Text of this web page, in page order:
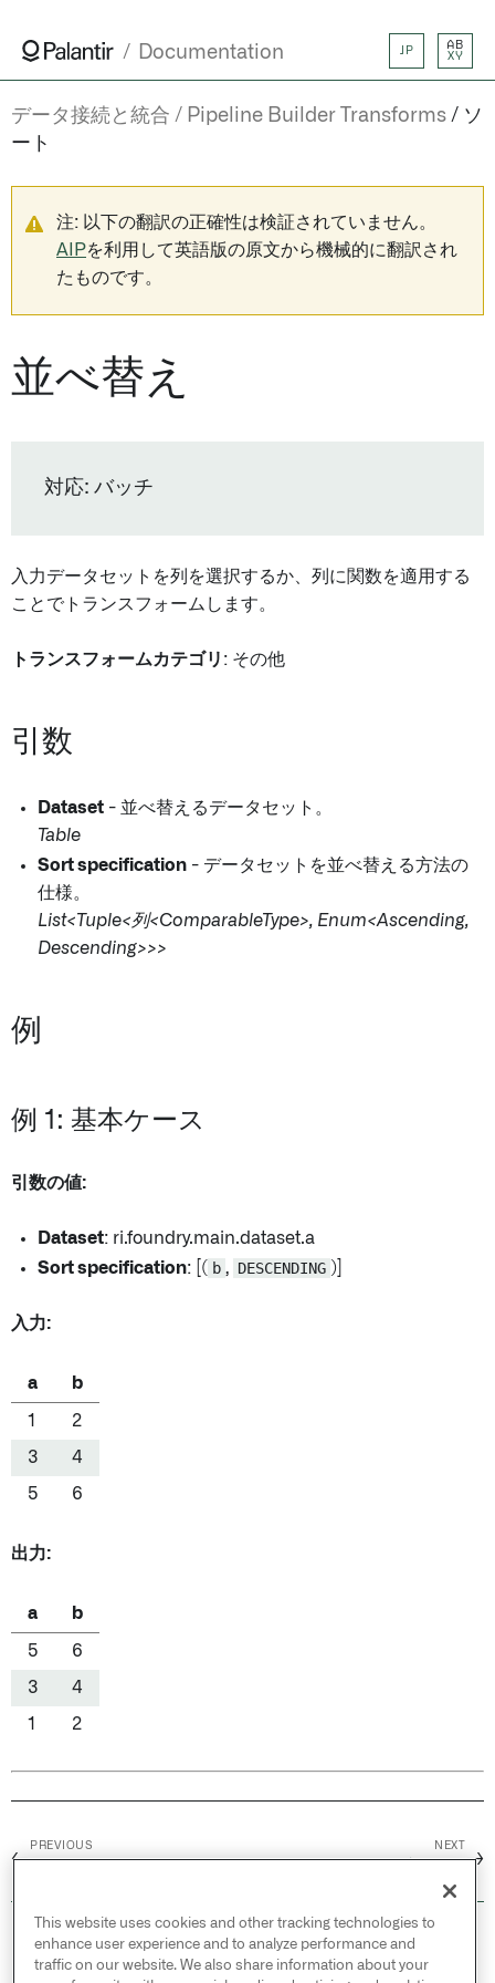
Documentation JP
AB
XY
データ接続と統合 Pipeline Builder Transforms
ソ
ート
注: 以下の翻訳の正確性は検証されていません。
AIPを利用して英語版の原文から機械的に翻訳され
たものです。
並べ替え
対応: バッチ
入力データセットを列を選択するか、列に関数を適用する
ことでトランスフォームします。
トランスフォームカテゴリ : その他
引数
Dataset - 並べ替えるデータセット。
Table
Sort specification - データセットを並べ替える方法の
仕様。
List<Tuple<列<ComparableType>, Enum<Ascending,
Descending>>>
例
例 1: 基本ケース
引数の値:
Dataset: ri.foundry.main.dataset.a
Sort specification: [( b , DESCENDING )]
入力:
a b
1 2
3 4
5 6
出力:
a b
5 6
3 4
1 2
←
PREVIOUS NEXT
→
© 2026 Palantir Technologies Inc. All rights
reserved.
This website uses cookies and other tracking technologies to
enhance user experience and to analyze performance and
traffic on our website. We also share information about your